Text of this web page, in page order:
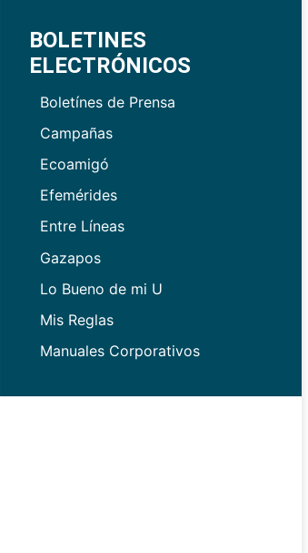
BOLETINES
ELECTRÓNICOS
Boletínes de Prensa
Campañas
Ecoamigó
Efemérides
Entre Líneas
Gazapos
Lo Bueno de mi U
Mis Reglas
Manuales Corporativos